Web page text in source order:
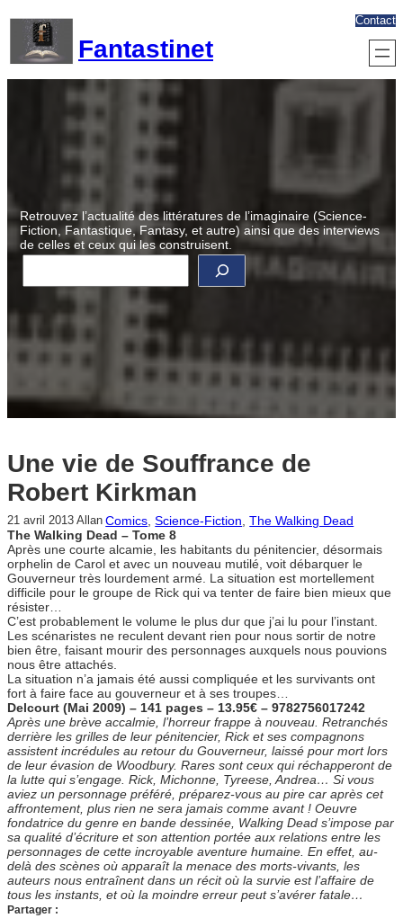
contenu
Fantastinet
Contact
Retrouvez l’actualité des littératures de l’imaginaire (Science-
Fiction, Fantastique, Fantasy, et autre) ainsi que des interviews
de celles et ceux qui les construisent.
R
c
c
Une vie de Souffrance de
Robert Kirkman
21 avril 2013 Allan Comics, Science-Fiction, The Walking Dead
The Walking Dead – Tome 8
Après une courte alcamie, les habitants du pénitencier, désormais
orphelin de Carol et avec un nouveau mutilé, voit débarquer le
Gouverneur très lourdement armé. La situation est mortellement
difficile pour le groupe de Rick qui va tenter de faire bien mieux que
résister…
C’est probablement le volume le plus dur que j’ai lu pour l’instant.
Les scénaristes ne reculent devant rien pour nous sortir de notre
bien être, faisant mourir des personnages auxquels nous pouvions
nous être attachés.
La situation n’a jamais été aussi compliquée et les survivants ont
fort à faire face au gouverneur et à ses troupes…
Delcourt (Mai 2009) – 141 pages – 13.95€ – 9782756017242
Après une brève accalmie, l’horreur frappe à nouveau. Retranchés
derrière les grilles de leur pénitencier, Rick et ses compagnons
assistent incrédules au retour du Gouverneur, laissé pour mort lors
de leur évasion de Woodbury. Rares sont ceux qui réchapperont de
la lutte qui s’engage. Rick, Michonne, Tyreese, Andrea… Si vous
aviez un personnage préféré, préparez-vous au pire car après cet
affrontement, plus rien ne sera jamais comme avant ! Oeuvre
fondatrice du genre en bande dessinée, Walking Dead s’impose par
sa qualité d’écriture et son attention portée aux relations entre les
personnages de cette incroyable aventure humaine. En effet, au-
delà des scènes où apparaît la menace des morts-vivants, les
auteurs nous entraînent dans un récit où la survie est l’affaire de
tous les instants, et où la moindre erreur peut s’avérer fatale…
Partager :